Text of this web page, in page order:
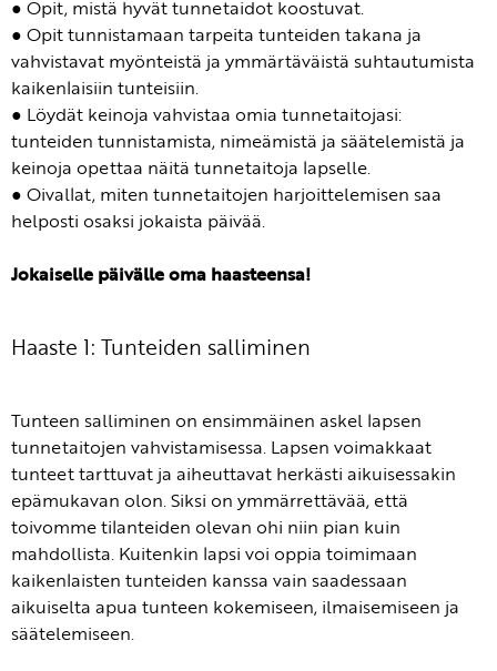
● Opit, mistä hyvät tunnetaidot koostuvat.
● Opit tunnistamaan tarpeita tunteiden takana ja
vahvistavat myönteistä ja ymmärtäväistä suhtautumista
kaikenlaisiin tunteisiin.
● Löydät keinoja vahvistaa omia tunnetaitojasi:
tunteiden tunnistamista, nimeämistä ja säätelemistä ja
keinoja opettaa näitä tunnetaitoja lapselle.
● Oivallat, miten tunnetaitojen harjoittelemisen saa
helposti osaksi jokaista päivää.
Jokaiselle päivälle oma haasteensa!
Haaste 1: Tunteiden salliminen
Tunteen salliminen on ensimmäinen askel lapsen
tunnetaitojen vahvistamisessa. Lapsen voimakkaat
tunteet tarttuvat ja aiheuttavat herkästi aikuisessakin
epämukavan olon. Siksi on ymmärrettävää, että
toivomme tilanteiden olevan ohi niin pian kuin
mahdollista. Kuitenkin lapsi voi oppia toimimaan
kaikenlaisten tunteiden kanssa vain saadessaan
aikuiselta apua tunteen kokemiseen, ilmaisemiseen ja
säätelemiseen.